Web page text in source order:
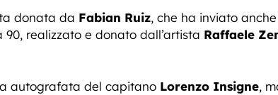
donata da Fabian Ruiz, che ha inviato
realizzato e donato dall’artista Raffaele
autografata del capitano Lorenzo Insigne,